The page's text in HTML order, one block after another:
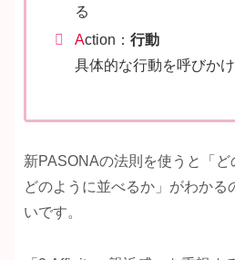
る
Action：行動
具体的な行動を呼びか
新PASONAの法則を使うと「
どのように並べるか」がわかる
いです。